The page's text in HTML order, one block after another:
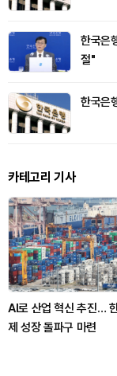
한국은
절"
한국은
카테고리 기사
AI로 산업 혁신 추진…
제 성장 돌파구 마련